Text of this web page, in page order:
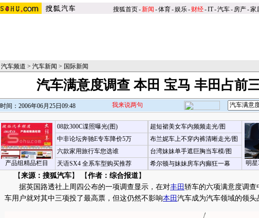
搜狐首页-新闻 -体育-娱乐- 财经-IT-汽车- 房产-家
汽车频道 > 汽车新闻 > 国际新闻
汽车满意度调查 本田 宝马 丰田占前
时间：2006年06月25日09:48 我来说两句
产品组精品栏目
08款300C谍照曝光(图)
中非论坛奔驰E专车降价5万
六款家用旅行车您选谁
天语SX4 全系车型购买推荐
超短裙美女车内频频走光/图
明
布兰妮车上不穿内裤清晰走光/图
台湾妹妹单手遮巨胸当车模/图
希尔顿与妹妹房车内癫狂一幕
【来源：搜狐汽车】 【作者：综合报道】
据英国路透社上周四公布的一项调查显示，在对丰田 轿车的六项满意度调查
车用户就对其中三项投了最高票，但这仍然不影响本田 汽车成为汽车领域的领头